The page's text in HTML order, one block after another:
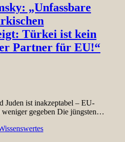
„Unfassbare
Türkei ist kein
Partner für EU!“
Juden ist inakzeptabel – EU-
gegeben Die jüngsten…